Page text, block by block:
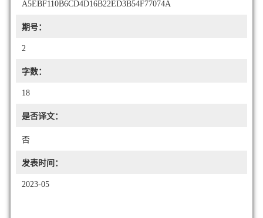
A5EBF110B6CD4D16B22ED3B54F77074A
期号：
2
字数：
18
是否译文：
否
发表时间：
2023-05